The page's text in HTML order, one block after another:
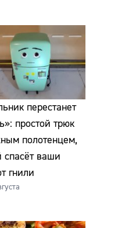
перестанет
простой трюк
полотенцем,
спасёт ваши
гнили